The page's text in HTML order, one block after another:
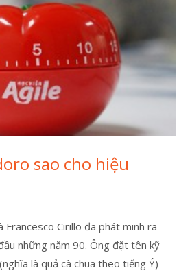
sao cho hiệu
Francesco Cirillo đã phát minh ra
những năm 90. Ông đặt tên kỹ
là quả cà chua theo tiếng Ý)